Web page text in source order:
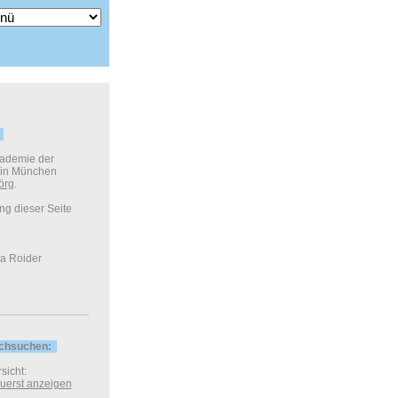
der
München
.
dieser Seite
Roider
anzeigen